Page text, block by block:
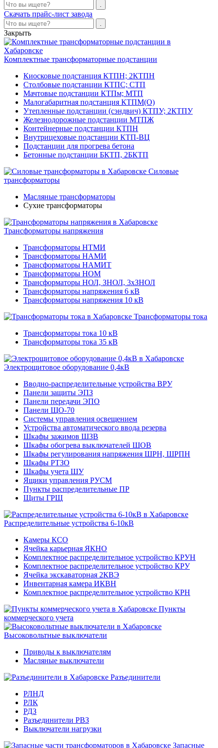
Скачать прайс-лист завода
Закрыть
Комплектные трансформаторные подстанции
Киосковые подстанция КТПН; 2КТПН
Столбовые подстанции КТПС; СТП
Мачтовые подстанции КТПм; МТП
Малогабаритная подстанция КТПМ(О)
Утепленные подстанции (сэндвич) КТПУ; 2КТПУ
Железнодорожные подстанции МТПЖ
Контейнерные подстанции КТПН
Внутрицеховые подстанции КТП-ВЦ
Подстанции для прогрева бетона
Бетонные подстанции БКТП, 2БКТП
Силовые
трансформаторы
Масляные трансформаторы
Сухие трансформаторы
Трансформаторы напряжения
Трансформаторы НТМИ
Трансформаторы НАМИ
Трансформаторы НАМИТ
Трансформаторы НОМ
Трансформаторы НОЛ, ЗНОЛ, 3хЗНОЛ
Трансформаторы напряжения 6 кВ
Трансформаторы напряжения 10 кВ
Трансформаторы тока
Трансформаторы тока 10 кВ
Трансформаторы тока 35 кВ
Электрощитовое оборудование 0,4кВ
Вводно-распределительные устройства ВРУ
Панели защиты ЭПЗ
Панели передачи ЭПО
Панели ЩО-70
Системы управления освещением
Устройства автоматического ввода резерва
Шкафы зажимов ШЗВ
Шкафы обогрева выключателей ШОВ
Шкафы регулирования напряжения ШРН, ШРПН
Шкафы РТЗО
Шкафы учета ШУ
Ящики управления РУСМ
Пункты распределительные ПР
Щиты ГРЩ
Распределительные устройства 6-10кВ
Камеры КСО
Ячейка карьерная ЯКНО
Комплектное распределительное устройство КРУН
Комплектное распределительное устройство КРУ
Ячейка экскаваторная 2КВЭ
Инвентарная камера ИКВН
Комплектное распределительное устройство КРН
Пункты
коммерческого учета
Высоковольтные выключатели
Приводы к выключателям
Масляные выключатели
Разъединители
РЛНД
РЛК
РДЗ
Разъединители РВЗ
Выключатели нагрузки
Запасные